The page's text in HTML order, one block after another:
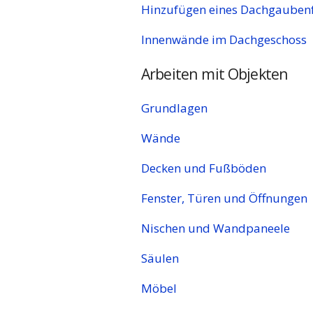
Hinzufügen eines
Innenwände im Dachgeschoss
Arbeiten mit Objekten
Grundlagen
Wände
Decken und Fußböden
Fenster, Türen und Öffnungen
Nischen und Wandpaneele
Säulen
Möbel